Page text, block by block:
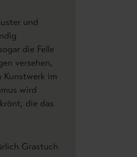
und
die Felle
versehen,
Kunstwerk im
wird
die das
Grastuch